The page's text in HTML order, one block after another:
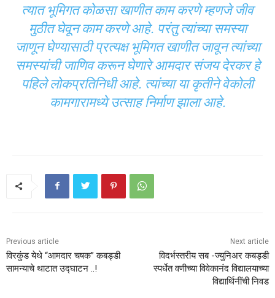
त्यात भूमिगत कोळसा खाणीत काम करणे म्हणजे जीव
मुठीत घेवून काम करणे आहे. परंतु त्यांच्या समस्या
जाणून घेण्यासाठी प्रत्यक्ष भूमिगत खाणीत जावून त्यांच्या
समस्यांची जाणिव करून घेणारे आमदार संजय देरकर हे
पहिले लोकप्रतिनिधी आहे. त्यांच्या या कृतीने वेकोली
कामगारामध्ये उत्साह निर्माण झाला आहे.
Previous article
विरकुंड येथे “आमदार चषक” कबड्डी
सामन्याचे थाटात उद्घाटन ..!
Next article
विदर्भस्तरीय सब -ज्युनिअर कबड्डी
स्पर्धेत वणीच्या विवेकानंद विद्यालयाच्या
विद्यार्थिनींची निवड